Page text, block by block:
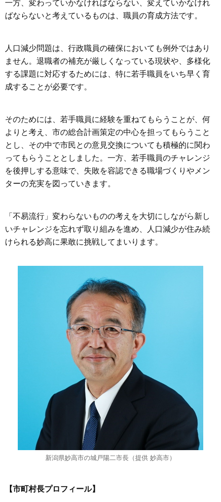
一方、変わっていかなければならない、変えていかなけれ
ばならないと考えているものは、職員の育成方法です。
人口減少問題は、行政職員の確保においても例外ではあり
ません。退職者の補充が厳しくなっている現状や、多様化
する課題に対応するためには、特に若手職員をいち早く育
成することが必要です。
そのためには、若手職員に経験を重ねてもらうことが、何
よりと考え、市の総合計画策定の中心を担ってもらうこと
とし、その中で市民との意見交換についても積極的に関わ
ってもらうこととしました。一方、若手職員のチャレンジ
を後押しする意味で、失敗を容認できる職場づくりやメン
ターの充実を図っていきます。
「不易流行」変わらないものの考えを大切にしながら新し
いチャレンジを忘れず取り組みを進め、人口減少が住み続
けられる妙高に果敢に挑戦してまいります。
新潟県妙高市の城戸陽二市長（提供 妙高市）
【市町村長プロフィール】